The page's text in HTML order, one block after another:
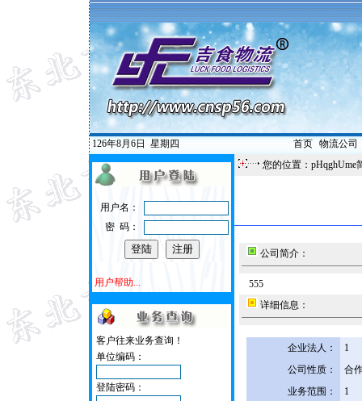
126年8月6日 星期四 首页| 物流公司
用户名：
密 码：
用户帮助...
客户往来业务查询！
单位编码：
登陆密码：
您的位置：pHqghUme
公司简介：
555
详细信息：
企业法人：
1
公司性质：
合
业务范围：
1